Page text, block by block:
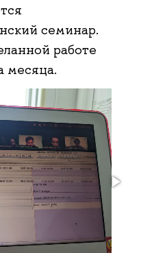
семинар.
работе
месяца.